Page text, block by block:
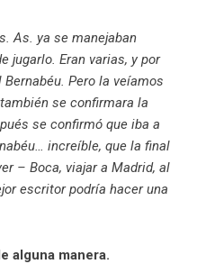
As. ya se manejaban
jugarlo. Eran varias, y por
Pero la veíamos
se confirmara la
se confirmó que iba a
increíble, que la final
– Boca, viajar a Madrid, al
escritor podría hacer una
alguna manera.